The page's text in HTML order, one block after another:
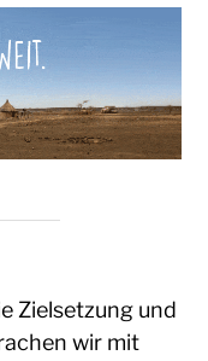
Zielsetzung und
wir mit